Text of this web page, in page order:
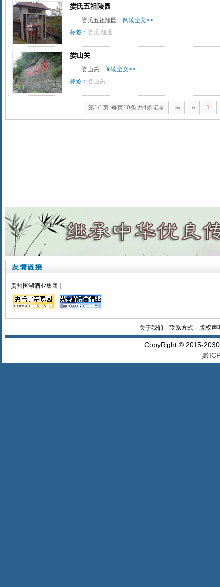
娄氏五祖陵园
娄氏五祖陵园... 阅读全文>>
标签： 娄氏 陵园
娄山关
娄山关... 阅读全文>>
标签： 娄山关
第1/1页 每页10条,共4条记录 1
贵州国湖酒业集团
关于我们 - 联系方式- 版权声
CopyRight © 2015-
黔